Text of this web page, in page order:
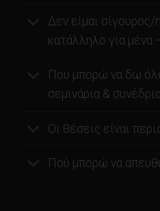
Δεν είμαι σίγουρος/
κατάλληλο για μένα
Που μπορώ να δω
σεμινάρια &
Οι θέσεις είναι
Πού μπορώ να